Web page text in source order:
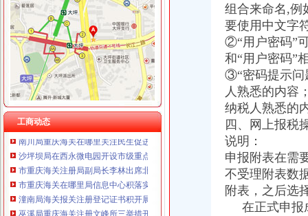
工商动态
工商动态
巫溪局突出“快、实、深、通”重庆海关注册字做好寒潮防工作
市重庆海关注册登记工商局与市外经贸委建立外资登记审批合作机制
巫山局开展“查究抓”海关报关注册登记证书推动各项工作
南川局海关报关注册登记证书五举措化燃放烟花竹安全监管
南岸局海关报关登记证书采取三项措施提升工商信息数据利用价值
酉局通过“四大机制”重庆海关注册登记积推进微型企业发展
渝北局重庆海关注册运用职能帮助企业融资八亿元
南川局重庆海关在哪里关注民生促进和谐大力推进12315行政执法体系建设
沙坪坝局在西永微电园开设市级重点项目行政审批“绿通道”重庆海关在哪里
市重庆海关注册局副局长李林出席北碚区学校食品安全义务监督员聘任大会
市重庆海关在哪里局信息中心积落实五中全会精
潼南局海关报关注册登记证书积开展家装行业专项整
巫溪局重庆海关注册文峰所三举措开展学校食品安全百日整行动
永川局“四个加”海关报关注册登记证书化两节食品市场监管有实效
组合来命名,例
要使用中文字
②“用户密码”
和“用户密码”
③“密码提示问
人熟悉的内容
纳税人熟悉的
四、网上报税
说明：
申报附表在需
不受理附表数
附表，之后选
在正式申报